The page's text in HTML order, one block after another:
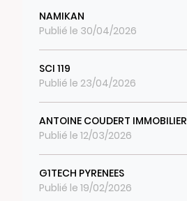
NAMIKAN
Publié le 30/04/2026
SCI 119
Publié le 23/04/2026
ANTOINE COUDERT IMMOBILIER
Publié le 12/03/2026
G1TECH PYRENEES
Publié le 19/02/2026